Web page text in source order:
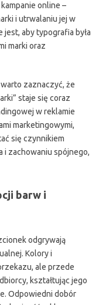
online –
i utrwalaniu jej w
aby typografia była
marki oraz
zaznaczyć, że
staje się coraz
w reklamie
marketingowymi,
się czynnikiem
i zachowaniu spójnego,
barw i
odgrywają
Kolory i
ale przede
kształtując jego
Odpowiedni dobór